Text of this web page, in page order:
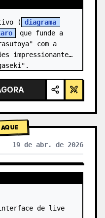
( diagrama
que funde a
com a
impressionante
19 de abr. de 2026
de live